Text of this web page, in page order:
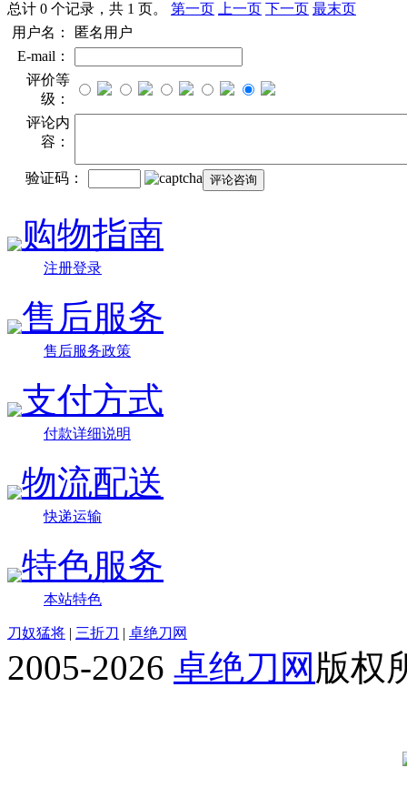
总计 0 个记录，共 1 页。 第一页 上一页 下一页 最末页
用户名：
匿名用户
E-mail：
评价等
级：
评论内
容：
验证码：
购物指南
注册登录
售后服务
售后服务政策
支付方式
付款详细说明
物流配送
快递运输
特色服务
本站特色
刀奴猛将 | 三折刀 | 卓绝刀网
2005-2026 卓绝刀网 版权